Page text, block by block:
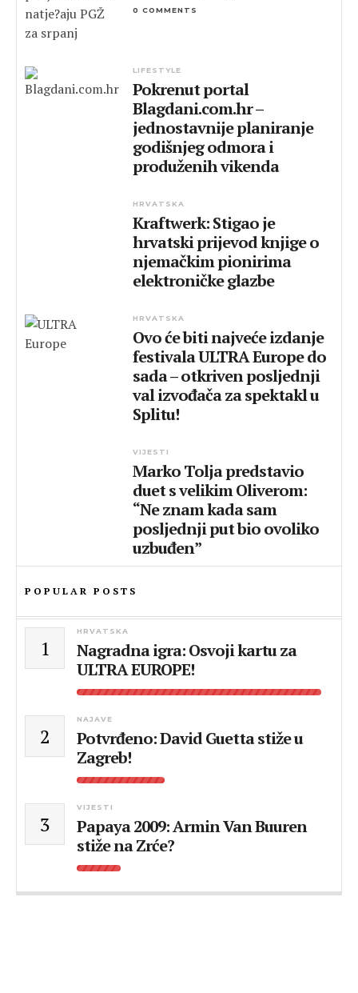
0 COMMENTS
LIFESTYLE
Pokrenut portal
Blagdani.com.hr –
jednostavnije planiranje
godišnjeg odmora i
produženih vikenda
HRVATSKA
Kraftwerk: Stigao je
hrvatski prijevod knjige o
njemačkim pionirima
elektroničke glazbe
HRVATSKA
Ovo će biti najveće izdanje
festivala ULTRA Europe do
sada – otkriven posljednji
val izvođača za spektakl u
Splitu!
VIJESTI
Marko Tolja predstavio
duet s velikim Oliverom:
“Ne znam kada sam
posljednji put bio ovoliko
uzbuđen”
POPULAR POSTS
1
HRVATSKA
Nagradna igra: Osvoji kartu za
ULTRA EUROPE!
2
NAJAVE
Potvrđeno: David Guetta stiže u
Zagreb!
3
VIJESTI
Papaya 2009: Armin Van Buuren
stiže na Zrće?